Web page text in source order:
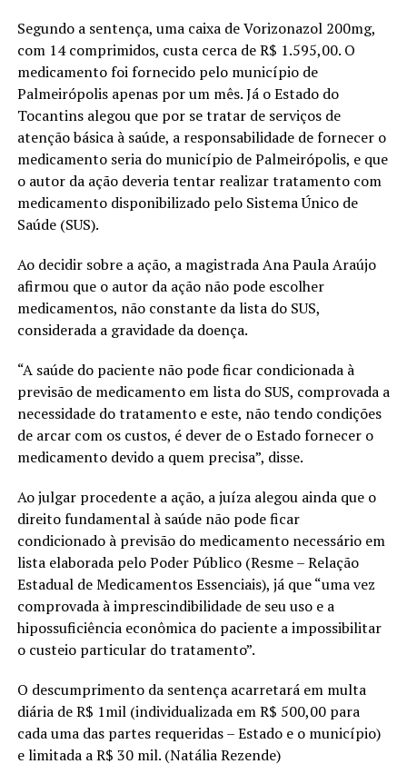
Segundo a sentença, uma caixa de Vorizonazol 200mg,
com 14 comprimidos, custa cerca de R$ 1.595,00. O
medicamento foi fornecido pelo município de
Palmeirópolis apenas por um mês. Já o Estado do
Tocantins alegou que por se tratar de serviços de
atenção básica à saúde, a responsabilidade de fornecer o
medicamento seria do município de Palmeirópolis, e que
o autor da ação deveria tentar realizar tratamento com
medicamento disponibilizado pelo Sistema Único de
Saúde (SUS).
Ao decidir sobre a ação, a magistrada Ana Paula Araújo
afirmou que o autor da ação não pode escolher
medicamentos, não constante da lista do SUS,
considerada a gravidade da doença.
“A saúde do paciente não pode ficar condicionada à
previsão de medicamento em lista do SUS, comprovada a
necessidade do tratamento e este, não tendo condições
de arcar com os custos, é dever de o Estado fornecer o
medicamento devido a quem precisa”, disse.
Ao julgar procedente a ação, a juíza alegou ainda que o
direito fundamental à saúde não pode ficar
condicionado à previsão do medicamento necessário em
lista elaborada pelo Poder Público (Resme – Relação
Estadual de Medicamentos Essenciais), já que “uma vez
comprovada à imprescindibilidade de seu uso e a
hipossuficiência econômica do paciente a impossibilitar
o custeio particular do tratamento”.
O descumprimento da sentença acarretará em multa
diária de R$ 1mil (individualizada em R$ 500,00 para
cada uma das partes requeridas – Estado e o município)
e limitada a R$ 30 mil. (Natália Rezende)